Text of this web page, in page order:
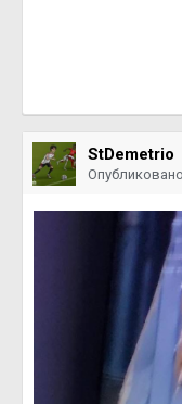
StDemetrio